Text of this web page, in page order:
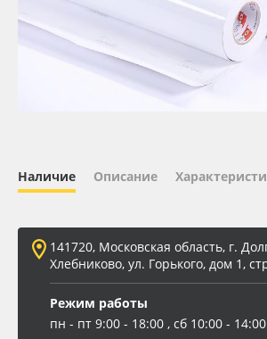
Oracal 641
Orajet 3640
Вспененный ПВХ
Баннер
Наличие Описание
141720, Московская область, г.
Хлебниково, ул. Горького, дом 1,
Режим работы
пн - пт 9:00 - 18:00 , сб 10:00 - 14:00